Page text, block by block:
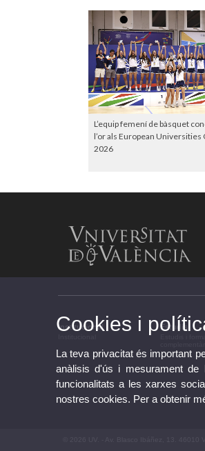
L’equip femení de bàsquet
l’or als European Universities
2026
Institucional Estudis
Cookies i
La teva privacitat és important
anàlisis d'ús i mesurament de
funcionalitats a les xarxes
nostres cookies. Per a obtenir